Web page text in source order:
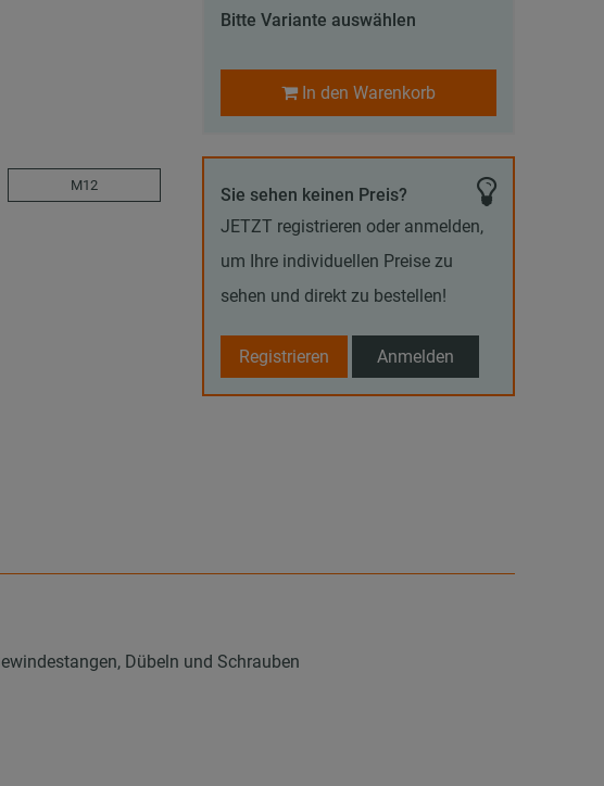
M12
Bitte Variante auswählen
In den Warenkorb
Sie sehen keinen Preis?
JETZT registrieren oder anmelden,
um Ihre individuellen Preise zu
sehen und direkt zu bestellen!
Registrieren Anmelden
Dübeln und Schrauben